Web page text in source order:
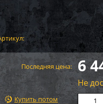
Последняя цена: 6
Не
Купить потом